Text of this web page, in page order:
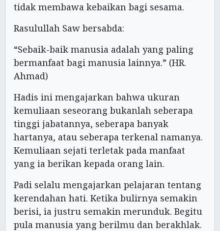
tidak membawa kebaikan bagi sesama.
Rasulullah Saw bersabda:
“Sebaik-baik manusia adalah yang paling
bermanfaat bagi manusia lainnya.” (HR.
Ahmad)
Hadis ini mengajarkan bahwa ukuran
kemuliaan seseorang bukanlah seberapa
tinggi jabatannya, seberapa banyak
hartanya, atau seberapa terkenal namanya.
Kemuliaan sejati terletak pada manfaat
yang ia berikan kepada orang lain.
Padi selalu mengajarkan pelajaran tentang
kerendahan hati. Ketika bulirnya semakin
berisi, ia justru semakin merunduk. Begitu
pula manusia yang berilmu dan berakhlak.